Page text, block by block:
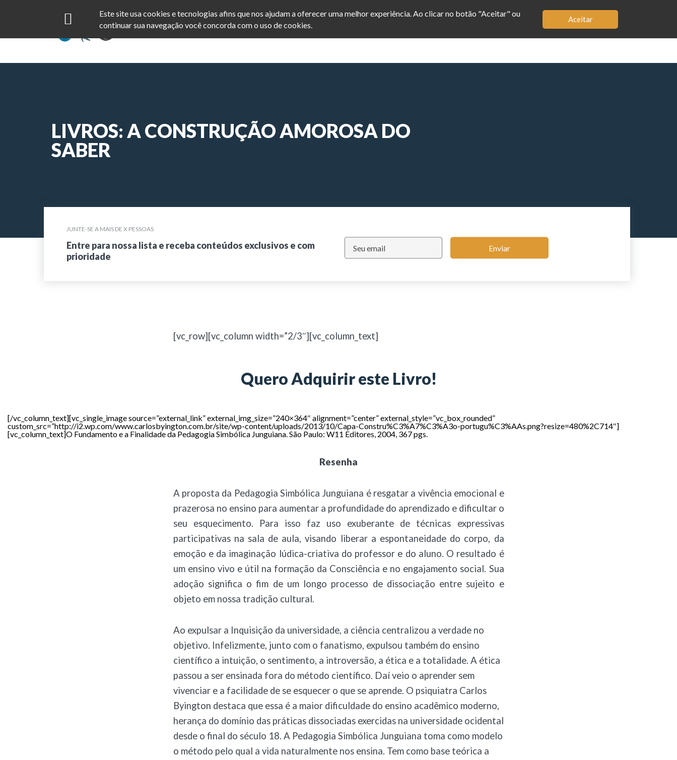
Este site usa cookies e tecnologias afins que nos ajudam a oferecer uma melhor experiência. Ao clicar no botão "Aceitar" ou
continuar sua navegação você concorda com o uso de cookies.
Aceitar
BIOGRAFIA
LIVROS: A CONSTRUÇÃO AMOROSA DO
SABER
JUNTE-SE A MAIS DE X PESSOAS
Entre para nossa lista e receba conteúdos exclusivos e com
prioridade
Enviar
[vc_row][vc_column width=”2/3″][vc_column_text]
Quero Adquirir este Livro!
[/vc_column_text][vc_single_image source=”external_link” external_img_size=”240×364″ alignment=”center” external_style=”vc_box_rounded”
custom_src=”http://i2.wp.com/www.carlosbyington.com.br/site/wp-content/uploads/2013/10/Capa-Constru%C3%A7%C3%A3o-portugu%C3%AAs.png?resize=480%2C714″]
[vc_column_text]O Fundamento e a Finalidade da Pedagogia Simbólica Junguiana. São Paulo: W11 Editores, 2004, 367 pgs.
Resenha
A proposta da Pedagogia Simbólica Junguiana é resgatar a vivência emocional e
prazerosa no ensino para aumentar a profundidade do aprendizado e dificultar o
seu esquecimento. Para isso faz uso exuberante de técnicas expressivas
participativas na sala de aula, visando liberar a espontaneidade do corpo, da
emoção e da imaginação lúdica-criativa do professor e do aluno. O resultado é
um ensino vivo e útil na formação da Consciência e no engajamento social. Sua
adoção significa o fim de um longo processo de dissociação entre sujeito e
objeto em nossa tradição cultural.
Ao expulsar a Inquisição da universidade, a ciência centralizou a verdade no
objetivo. Infelizmente, junto com o fanatismo, expulsou também do ensino
científico a intuição, o sentimento, a introversão, a ética e a totalidade. A ética
passou a ser ensinada fora do método científico. Daí veio o aprender sem
vivenciar e a facilidade de se esquecer o que se aprende. O psiquiatra Carlos
Byington destaca que essa é a maior dificuldade do ensino acadêmico moderno,
herança do domínio das práticas dissociadas exercidas na universidade ocidental
desde o final do século 18. A Pedagogia Simbólica Junguiana toma como modelo
o método pelo qual a vida naturalmente nos ensina. Tem como base teórica a